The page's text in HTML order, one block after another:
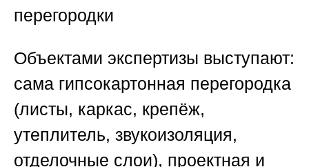
перегородки
Объектами экспертизы выступают:
сама гипсокартонная перегородка
(листы, каркас, крепёж,
утеплитель, звукоизоляция,
отделочные слои), проектная и